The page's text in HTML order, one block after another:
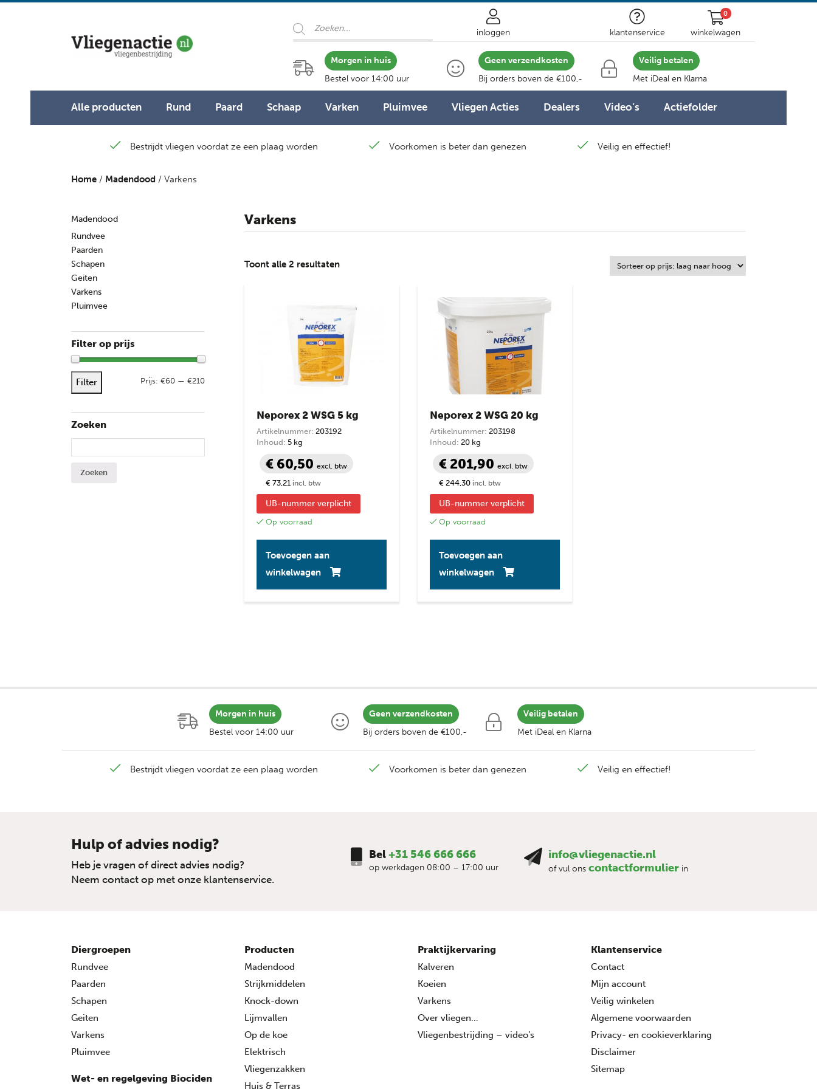
Producten
zoeken
inloggen klantenservice
0
winkelwagen
Morgen in huis
Bestel voor 14:00 uur
Geen verzendkosten
Bij orders boven de €100,-
Veilig betalen
Met iDeal en Klarna
Alle producten Rund Paard Schaap Varken Pluimvee Vliegen Acties Dealers Video’s Actiefolder
Bestrijdt vliegen voordat ze een plaag worden Voorkomen is beter dan genezen Veilig en effectief!
Varkens
Toont alle 2 resultatenGesorteerd
naar
hoog
Neporex 2 WSG 5 kg
Artikelnummer: 203192
Inhoud: 5 kg
€ 60,50 excl. btw
€ 73,21 incl. btw
UB-nummer verplicht
Op voorraad
Toevoegen aan
winkelwagen
Neporex 2 WSG 20 kg
Artikelnummer: 203198
Inhoud: 20 kg
€ 201,90excl. btw
€ 244,30 incl. btw
UB-nummer verplicht
Op voorraad
Toevoegen aan
winkelwagen
Home / Madendood / Varkens
Madendood
Rundvee
Paarden
Schapen
Geiten
Varkens
Pluimvee
Filter op prijs
Filter Prijs: €60 — €210
Zoeken
Morgen in huis
Bestel voor 14:00 uur
Geen verzendkosten
Bij orders boven de €100,-
Veilig betalen
Met iDeal en Klarna
Bestrijdt vliegen voordat ze een plaag worden Voorkomen is beter dan genezen Veilig en effectief!
Hulp of advies nodig?
Heb je vragen of direct advies nodig?
Neem contact op met onze klantenservice.
Bel+31 546 666 666
op werkdagen 08:00 – 17:00 uur
info@vliegenactie.nl
of vul ons contactformulier in
Diergroepen
Rundvee
Paarden
Schapen
Geiten
Varkens
Pluimvee
Wet- en regelgeving Biociden
Producten
Madendood
Strijkmiddelen
Knock-down
Lijmvallen
Op de koe
Elektrisch
Vliegenzakken
Huis & Terras
Praktijkervaring
Kalveren
Koeien
Varkens
Over vliegen…
Vliegenbestrijding – video’s
Klantenservice
Contact
Mijn account
Veilig winkelen
Algemene voorwaarden
Privacy- en cookieverklaring
Disclaimer
Sitemap